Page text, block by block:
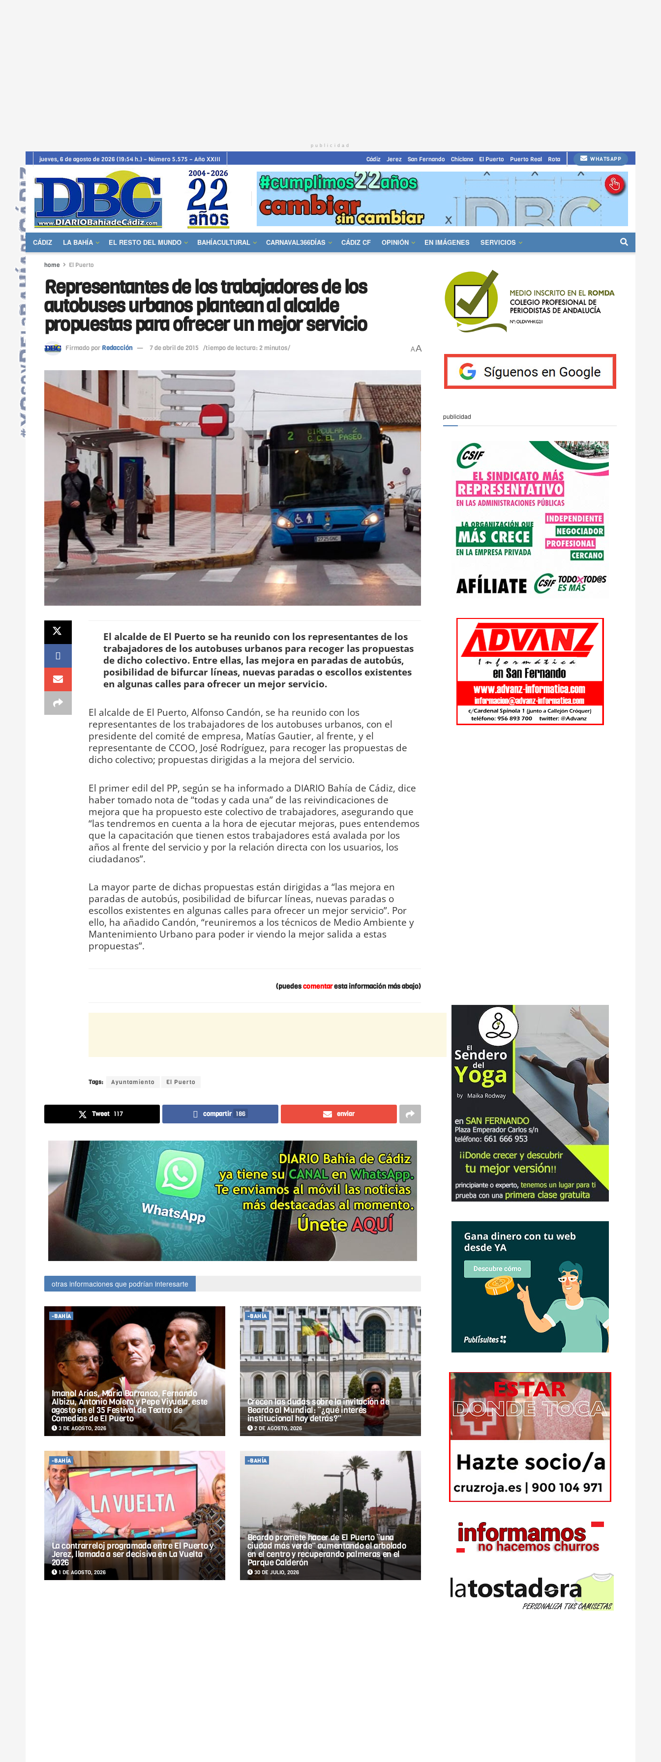
publicidad
jueves, 6 de agosto de 2026 (19:54 h.) – Número 5.575 – Año XXIII Cádiz Jerez San Fernando Chiclana El Puerto Puerto Real Rota WHATSAPP
CÁDIZ LA BAHÍA EL RESTO DEL MUNDO BAHÍACULTURAL CARNAVAL366DÍAS CÁDIZ CF OPINIÓN EN IMÁGENES SERVICIOS
home El Puerto
Representantes de los trabajadores de los
autobuses urbanos plantean al alcalde
propuestas para ofrecer un mejor servicio
Firmado por Redacción 7 de abril de 2015 /tiempo de lectura: 2 minutos/ AA
El alcalde de El Puerto se ha reunido con los representantes de los
trabajadores de los autobuses urbanos para recoger las propuestas
de dicho colectivo. Entre ellas, las mejora en paradas de autobús,
posibilidad de bifurcar líneas, nuevas paradas o escollos existentes
en algunas calles para ofrecer un mejor servicio.
El alcalde de El Puerto, Alfonso Candón, se ha reunido con los
representantes de los trabajadores de los autobuses urbanos, con el
presidente del comité de empresa, Matías Gautier, al frente, y el
representante de CCOO, José Rodríguez, para recoger las propuestas de
dicho colectivo; propuestas dirigidas a la mejora del servicio.
El primer edil del PP, según se ha informado a DIARIO Bahía de Cádiz, dice
haber tomado nota de “todas y cada una” de las reivindicaciones de
mejora que ha propuesto este colectivo de trabajadores, asegurando que
“las tendremos en cuenta a la hora de ejecutar mejoras, pues entendemos
que la capacitación que tienen estos trabajadores está avalada por los
años al frente del servicio y por la relación directa con los usuarios, los
ciudadanos”.
La mayor parte de dichas propuestas están dirigidas a “las mejora en
paradas de autobús, posibilidad de bifurcar líneas, nuevas paradas o
escollos existentes en algunas calles para ofrecer un mejor servicio”. Por
ello, ha añadido Candón, “reuniremos a los técnicos de Medio Ambiente y
Mantenimiento Urbano para poder ir viendo la mejor salida a estas
propuestas”.
(puedescomentaresta información más abajo)
Tags: Ayuntamiento El Puerto
Tweet 117 compartir 186 enviar
otras informaciones que podrían interesarte
-BAHÍA
Imanol Arias, María Barranco, Fernando
Albizu, Antonio Molero y Pepe Viyuela, este
agosto en el 35 Festival de Teatro de
Comedias de El Puerto
3 DE AGOSTO, 2026
-BAHÍA
Crecen las dudas sobre la invitación de
Beardo al Mundial: “¿qué interés
institucional hay detrás?”
2 DE AGOSTO, 2026
-BAHÍA
La contrarreloj programada entre El Puerto y
Jerez, llamada a ser decisiva en La Vuelta
2026
1 DE AGOSTO, 2026
-BAHÍA
Beardo promete hacer de El Puerto “una
ciudad más verde” aumentando el arbolado
en el centro y recuperando palmeras en el
Parque Calderón
30 DE JULIO, 2026
publicidad